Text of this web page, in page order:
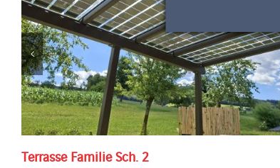
Terrasse Familie Sch. 2